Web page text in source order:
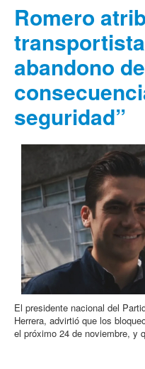
Romero
abandono
seguridad”
El presidente nacional del
Herrera, advirtió que los
el próximo 24 de noviembre, y